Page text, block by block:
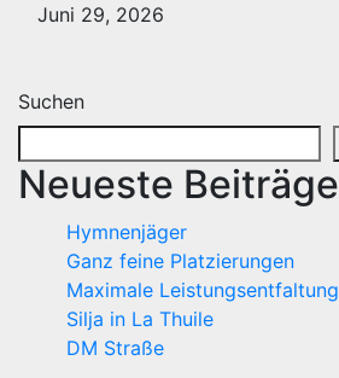
Juni 29, 2026
Suchen
Neueste Beiträge
Hymnenjäger
Ganz feine Platzierungen
Maximale Leistungsentfaltung
Silja in La Thuile
DM Straße